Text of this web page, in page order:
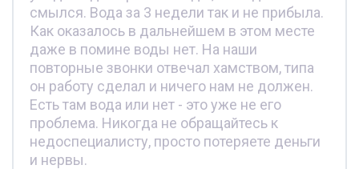
смылся. Вода за 3 недели так и не прибыла.
Как оказалось в дальнейшем в этом месте
даже в помине воды нет. На наши
повторные звонки отвечал хамством, типа
он работу сделал и ничего нам не должен.
Есть там вода или нет - это уже не его
проблема. Никогда не обращайтесь к
недоспециалисту, просто потеряете деньги
и нервы.